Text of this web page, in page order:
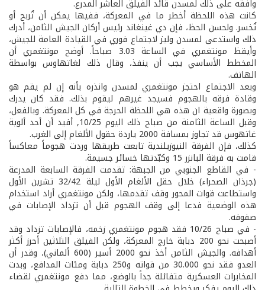
وافقه على ذلك لمسدن قائد الفيلق العاشر المدرع.
كانت هذه اللحظة أخطر ما في المعركة، ففيها يمكن أن تُربح أو
تُخسر. ولحسن الحظ، فإن دي غينغاند رئيس أركان الجيش الثامن، أدرك
ذلك واستدعى لمسدن وليز لاجتماع فوري في القيادة العامة للجيش،
وأيقظ مونتغمري في الساعة 3.03 صباحاً. أوضح مونتغمري أن
المخطط الأساسي يجب أن ينفذ، وقال ذلك لغاتهاوس بواسطة
الهاتف.
وبعد الاجتماع احتجز مونتغمري لمسدن وانذره بأنه إن لم يقم هو
وقادة فرقه بالهجوم فسيجد غيرهم ليقوم بذلك. فقد كان يدرك
وبصورة واقعية ان هذه هي اللحظة الحرجة في كل المعركة. وبالفعل،
وقبل الساعة الثامنة من صباح ذلك اليوم 10/25, أفيد أن أحد ألوية
غاتهوس قد تجاوز بمسافة 2000 ياردة حقول الألغام إلى الغرب.
كذلك، فإن الفرقة النيوزيلندية تابعت طريقها وردت هجوماً معاكساً
قامت به فرقة البانزر 15 وكبّدتها خسائر جسيمة.
- في القاطع الجنوبي من الجبهة: تقدمت الفرقة السابعة المدرعة
(جرذان الصحراء) خلال حقل الألغام الأول ليلة 32/42 تشرين الأول
واستطاعت قوات المحور وقف تقدمها، ولكن مونتغمري أراد استخدام
هذه الوضعية فدعا إلى وقف الهجوم قبل أن تزداد الإصابات في
صفوفه.
- في صباح 10/26 فقد هجوم مونتغمري زخمه، فالإصابات تزداد وقد
أصبحت نحو 200 دبابة خارج المعركة، ولكن الفيلق الثلاثين أحرز أكثر
أهدافه. والجيش الثامن أخذ نحو 2000 أسير (600 ألماني)، وقدر أن
العدو فقد نحو 30.000 من قواته و250 دبابة ومئات المدافع، وبدت
المخابرات العسكرية متفائلة جداً بالوضع، مما دفع مونتغمري لقضاء